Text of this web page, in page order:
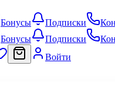
Бонусы Подписки
Бонусы Подписки
Войти